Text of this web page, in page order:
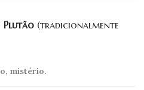
Plutão (tradicionalmente
mistério.